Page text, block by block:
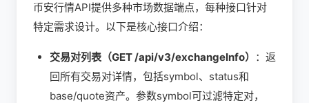
币安行情API提供多种市场数据端点，每种接口针对
特定需求设计。以下是核心接口介绍：
交易对列表（GET /api/v3/exchangeInfo） ：返
回所有交易对详情，包括symbol、status和
base/quote资产。参数symbol可过滤特定对，